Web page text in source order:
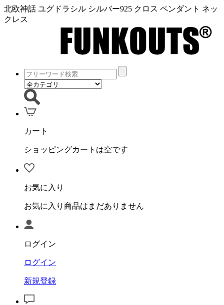
北欧神話 ユグドラシル シルバー925 クロス ペンダント ネッ
クレス
カート
ショッピングカートは空です
お気に入り
お気に入り商品はまだありません
ログイン
ログイン
新規登録